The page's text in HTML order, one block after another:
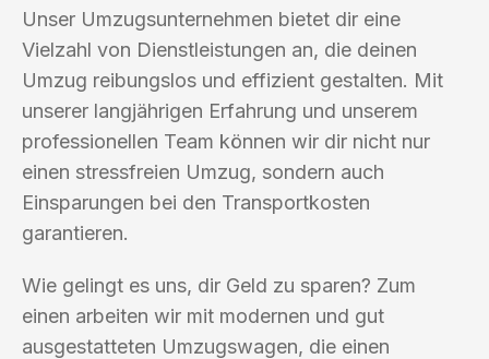
Unser Umzugsunternehmen bietet dir eine
Vielzahl von Dienstleistungen an, die deinen
Umzug reibungslos und effizient gestalten. Mit
unserer langjährigen Erfahrung und unserem
professionellen Team können wir dir nicht nur
einen stressfreien Umzug, sondern auch
Einsparungen bei den Transportkosten
garantieren.
Wie gelingt es uns, dir Geld zu sparen? Zum
einen arbeiten wir mit modernen und gut
ausgestatteten Umzugswagen, die einen